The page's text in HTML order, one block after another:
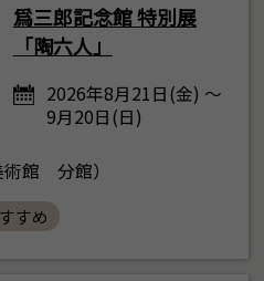
爲三郎記念館 特別展
「陶六人」
2026年8月21日(金) ～
9月20日(日)
館 分館）
すめ